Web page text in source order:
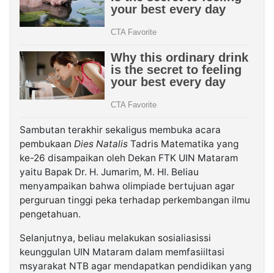
Sambutan terakhir sekaligus membuka acara
pembukaan Dies Natalis Tadris Matematika yang
ke-26 disampaikan oleh Dekan FTK UIN Mataram
yaitu Bapak Dr. H. Jumarim, M. HI. Beliau
menyampaikan bahwa olimpiade bertujuan agar
perguruan tinggi peka terhadap perkembangan ilmu
pengetahuan.
Selanjutnya, beliau melakukan sosialiasissi
keunggulan UIN Mataram dalam memfasiiltasi
msyarakat NTB agar mendapatkan pendidikan yang